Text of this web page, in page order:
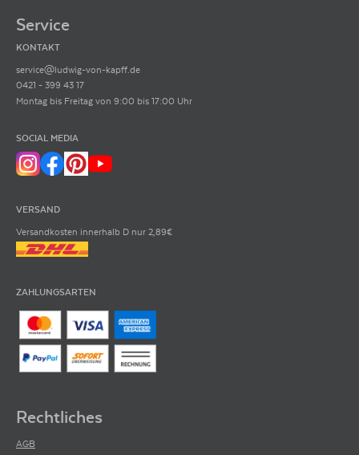
Service
KONTAKT
service@ludwig-von-kapff.de
0421 - 399 43 17
Montag bis Freitag von 9:00 bis 17:00 Uhr
SOCIAL MEDIA
VERSAND
Versandkosten innerhalb D nur 2,89€
ZAHLUNGSARTEN
Rechtliches
AGB